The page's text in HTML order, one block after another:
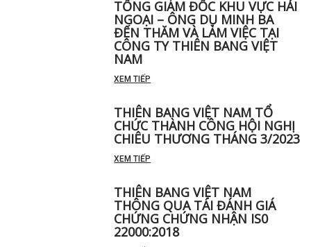
TỔNG GIÁM ĐỐC KHU VỰC HẢI
NGOẠI – ÔNG DỤ MINH BA
ĐẾN THĂM VÀ LÀM VIỆC TẠI
CÔNG TY THIÊN BANG VIỆT
NAM
XEM TIẾP
THIÊN BANG VIỆT NAM TỔ
CHỨC THÀNH CÔNG HỘI NGHỊ
CHIÊU THƯƠNG THÁNG 3/2023
XEM TIẾP
THIÊN BANG VIỆT NAM
THÔNG QUA TÁI ĐÁNH GIÁ
CHỨNG CHỨNG NHẬN IS0
22000:2018